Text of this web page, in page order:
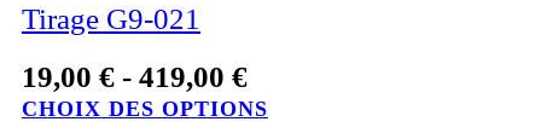
Tirage G9-021
19,00 € - 419,00 €
CHOIX DES OPTIONS